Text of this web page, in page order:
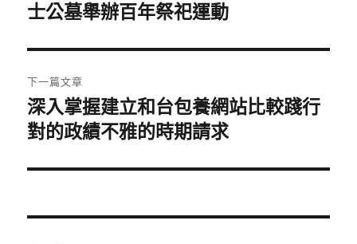
導
覽
一
文
章:
士公墓舉辦百年祭祀運動
下一篇文章
下
一
文
深入掌握建立和台包養網站比較踐行
對的政績不雅的時期請求